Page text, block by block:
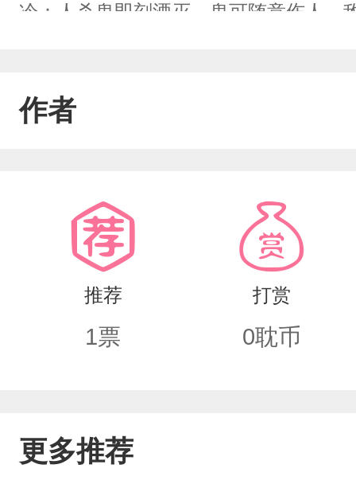
冷：人杀鬼即刻湮灭，鬼可随意伤人，
烟灭。
作者
推荐
1票
打赏
0耽币
更多推荐